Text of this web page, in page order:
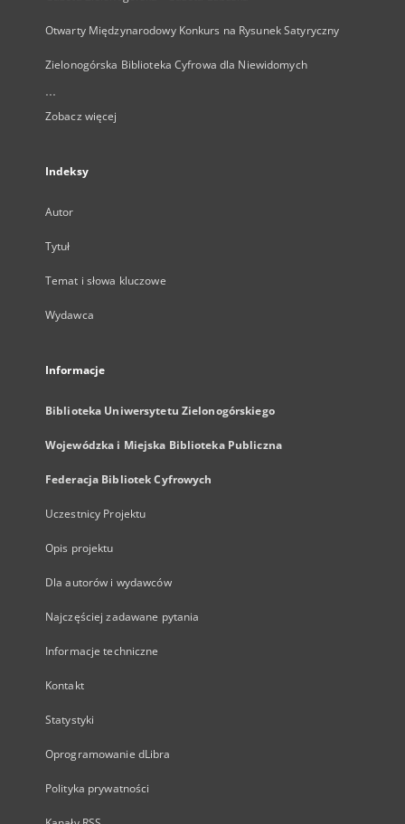
Otwarty Międzynarodowy Konkurs na Rysunek Satyryczny
Zielonogórska Biblioteka Cyfrowa dla Niewidomych
...
Zobacz więcej
Indeksy
Autor
Tytuł
Temat i słowa kluczowe
Wydawca
Informacje
Biblioteka Uniwersytetu Zielonogórskiego
Wojewódzka i Miejska Biblioteka Publiczna
Federacja Bibliotek Cyfrowych
Uczestnicy Projektu
Opis projektu
Dla autorów i wydawców
Najczęściej zadawane pytania
Informacje techniczne
Kontakt
Statystyki
Oprogramowanie dLibra
Polityka prywatności